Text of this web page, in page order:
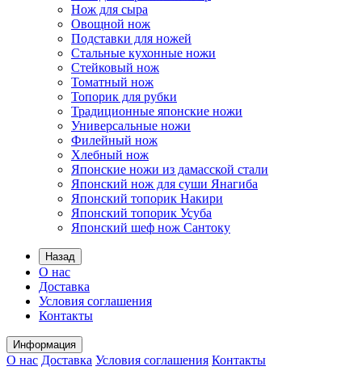
Нож для сыра
Овощной нож
Подставки для ножей
Стальные кухонные ножи
Стейковый нож
Томатный нож
Топорик для рубки
Традиционные японские ножи
Универсальные ножи
Филейный нож
Хлебный нож
Японские ножи из дамасской стали
Японский нож для суши Янагиба
Японский топорик Накири
Японский топорик Усуба
Японский шеф нож Сантоку
Назад
О нас
Доставка
Условия соглашения
Контакты
Информация
О нас Доставка Условия соглашения Контакты